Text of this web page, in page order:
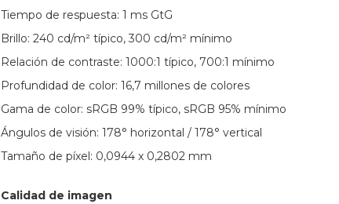
Tiempo de respuesta: 1 ms GtG
Brillo: 240 cd/m² típico, 300 cd/m² mínimo
Relación de contraste: 1000:1 típico, 700:1 mínimo
Profundidad de color: 16,7 millones de colores
Gama de color: sRGB 99% típico, sRGB 95% mínimo
Ángulos de visión: 178° horizontal / 178° vertical
Tamaño de píxel: 0,0944 x 0,2802 mm
Calidad de imagen